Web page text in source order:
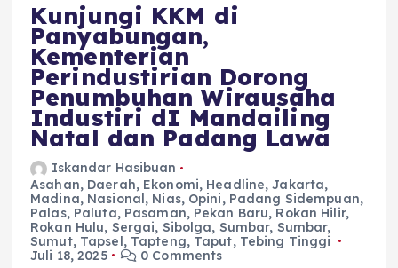
Kunjungi KKM di
Panyabungan,
Kementerian
Perindustirian Dorong
Penumbuhan Wirausaha
Industiri dI Mandailing
Natal dan Padang Lawa
Iskandar Hasibuan
Asahan, Daerah, Ekonomi, Headline,Jakarta,
Madina, Nasional, Nias, Opini, Padang Sidempuan,
Palas, Paluta, Pasaman, Pekan Baru, Rokan Hilir,
Rokan Hulu, Sergai, Sibolga, Sumbar, Sumbar,
Sumut, Tapsel, Tapteng, Taput, Tebing Tinggi
Juli 18, 2025
0 Comments